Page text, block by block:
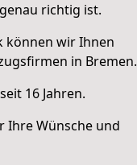
richtig ist.
können wir Ihnen
in Bremen.
16 Jahren.
Ihre Wünsche und